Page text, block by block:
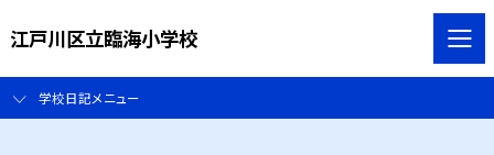
江戸川区立臨海小学校
学校日記メニュー